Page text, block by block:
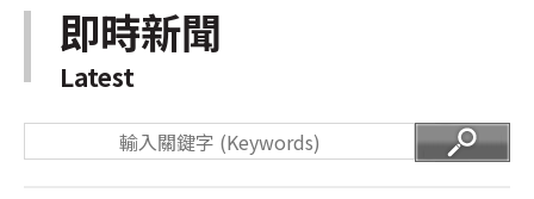
即時新聞
Latest